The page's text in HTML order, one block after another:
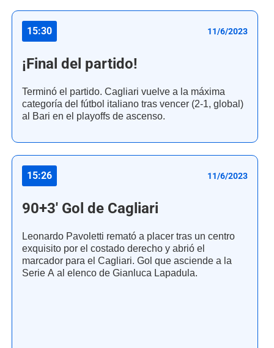
15:30 11/6/2023
¡Final del partido!
Terminó el partido. Cagliari vuelve a la máxima
categoría del fútbol italiano tras vencer (2-1, global)
al Bari en el playoffs de ascenso.
15:26 11/6/2023
90+3' Gol de Cagliari
Leonardo Pavoletti remató a placer tras un centro
exquisito por el costado derecho y abrió el
marcador para el Cagliari. Gol que asciende a la
Serie A al elenco de Gianluca Lapadula.